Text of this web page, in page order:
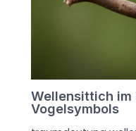
Wellensittich im
Vogelsymbols